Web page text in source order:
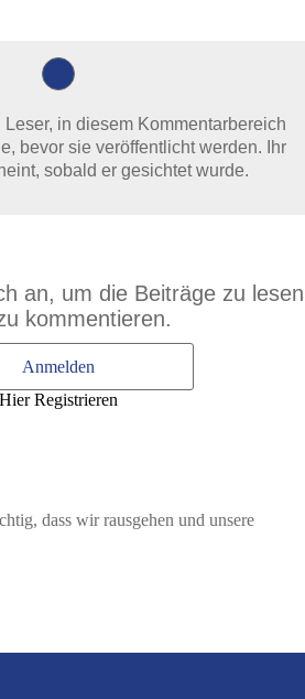
in diesem Kommentarbereich
bevor sie veröffentlicht werden. Ihr
sobald er gesichtet wurde.
an, um die Beiträge zu lesen
kommentieren.
Anmelden
Hier Registrieren
dass wir rausgehen und unsere